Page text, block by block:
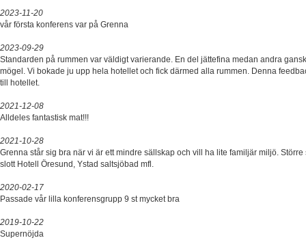
2023-11-20
vår första konferens var på Grenna
2023-09-29
Standarden på rummen var väldigt varierande. En del jättefina medan andra
mögel. Vi bokade ju upp hela hotellet och fick därmed alla rummen. Denna
till hotellet.
2021-12-08
Alldeles fantastisk mat!!!
2021-10-28
Grenna står sig bra när vi är ett mindre sällskap och vill ha lite familjär miljö.
slott Hotell Öresund, Ystad saltsjöbad mfl.
2020-02-17
Passade vår lilla konferensgrupp 9 st mycket bra
2019-10-22
Supernöjda